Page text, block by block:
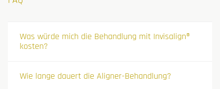
Was würde mich die Behandlung mit Invisalign®
kosten?
Wie lange dauert die Aligner-Behandlung?